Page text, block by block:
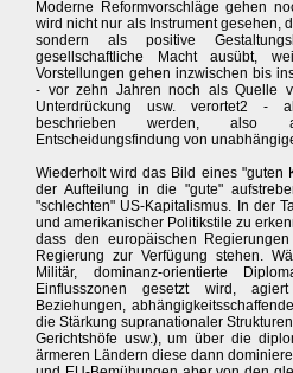
Moderne Reformvorschläge gehen
wird nicht nur als Instrument gesehen,
sondern als positive
gesellschaftliche Macht ausübt,
Vorstellungen gehen inzwischen bis
- vor zehn Jahren noch als Quelle
Unterdrückung usw. verortet2 -
beschrieben werden, also
Entscheidungsfindung von
Wiederholt wird das Bild eines "guten
der Aufteilung in die "gute"
"schlechten" US-Kapitalismus. In der
und amerikanischer Politikstile zu
dass den europäischen
Regierung zur Verfügung stehen.
Militär, dominanz-orientierte
Einflusszonen gesetzt wird,
Beziehungen,
die Stärkung supranationaler
Gerichtshöfe usw.), um über die
ärmeren Ländern diese dann